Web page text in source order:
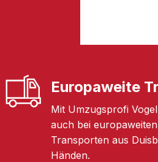
Europaweite
Mit Umzugsprofi
auch bei
Transporten aus
Händen.